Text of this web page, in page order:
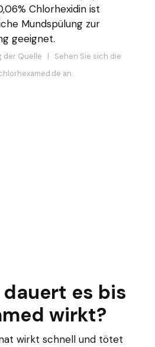
Chlorhexidin ist
Mundspülung zur
geeignet.
der Quelle | Sehen Sie sich die
an
es bis
wirkt?
wirkt schnell und tötet